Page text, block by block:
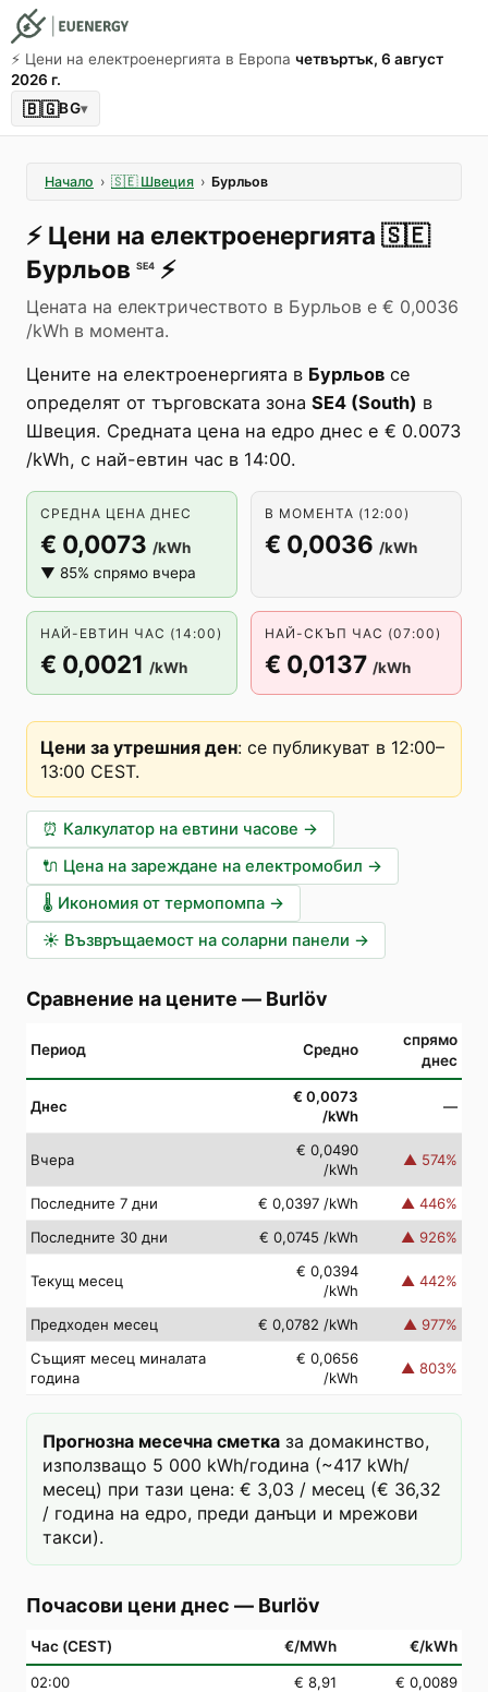
⚡️ Цени на електроенергията в Европа четвъртък, 6 август
2026 г.
🇧🇬BG▾
Начало › 🇸🇪 Швеция › Бурльов
⚡️ Цени на електроенергията 🇸🇪
Бурльов SE4 ⚡️
Цената на електричеството в Бурльов е € 0,0036
/kWh в момента.
Цените на електроенергията в Бурльов се
определят от търговската зона SE4 (South) в
Швеция. Средната цена на едро днес е € 0.0073
/kWh, с най-евтин час в 14:00.
СРЕДНА ЦЕНА ДНЕС
€ 0,0073 /kWh
▼ 85% спрямо вчера
В МОМЕНТА (12:00)
€ 0,0036 /kWh
НАЙ-ЕВТИН ЧАС (14:00)
€ 0,0021 /kWh
НАЙ-СКЪП ЧАС (07:00)
€ 0,0137 /kWh
Цени за утрешния ден: се публикуват в 12:00–
13:00 CEST.
⏰ Калкулатор на евтини часове →
🔌 Цена на зареждане на електромобил →
🌡️ Икономия от термопомпа →
☀️ Възвръщаемост на соларни панели →
Сравнение на цените — Burlöv
Период Средно
спрямо
днес
Днес
€ 0,0073
/kWh
—
Вчера
€ 0,0490
/kWh
▲ 574%
Последните 7 дни € 0,0397 /kWh ▲ 446%
Последните 30 дни
€ 0,0745 /kWh ▲ 926%
Текущ месец
€ 0,0394
/kWh
▲ 442%
Предходен месец € 0,0782 /kWh ▲ 977%
Същият месец миналата
година
€ 0,0656
/kWh
▲ 803%
Прогнозна месечна сметка за домакинство,
използващо 5 000 kWh/година (~417 kWh/
месец) при тази цена: € 3,03 / месец (€ 36,32
/ година на едро, преди данъци и мрежови
такси).
Почасови цени днес — Burlöv
Час (CEST) €/MWh €/kWh
02:00 € 8,91
€ 0,0089